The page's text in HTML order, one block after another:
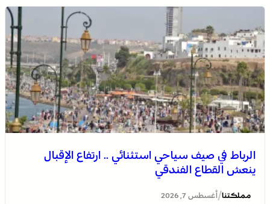
الرباط في صيف سياحي استثنائي .. ارتفاع الإقبال
ينعش القطاع الفندقي
مملكتنا/ أغسطس 7, 2026
التفاصيل الكاملة لاقتحام ولي العهد مياه سبتة المحتلة على
لسان الهدهد !
العثور على جثة مقطعة الأطراف داخل عشة بمنطقة منابع